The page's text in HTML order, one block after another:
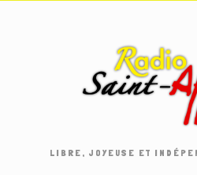
LIBRE, JOYEUSE ET